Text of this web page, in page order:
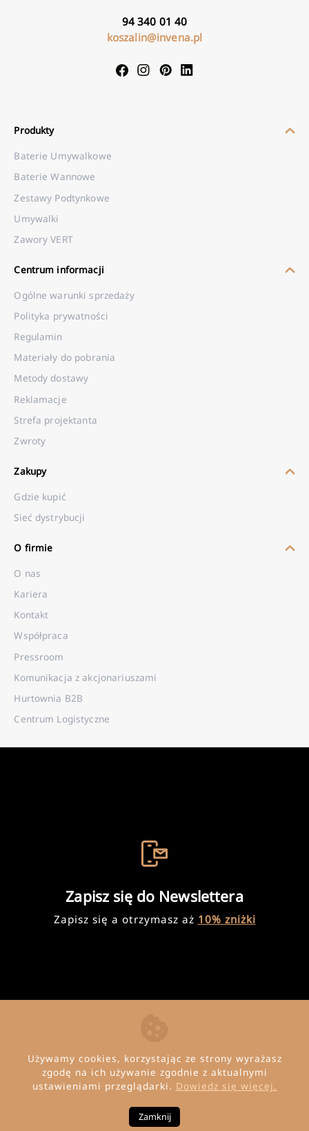
Używamy cookies, korzystając ze strony wyrażasz
zgodę na ich używanie zgodnie z aktualnymi
ustawieniami przeglądarki. Dowiedz się więcej.
Zamknij
94 340 01 40
koszalin@invena.pl
Produkty
Baterie Umywalkowe
Baterie Wannowe
Zestawy Podtynkowe
Umywalki
Zawory VERT
Centrum informacji
Ogólne warunki sprzedaży
Polityka prywatności
Regulamin
Materiały do pobrania
Metody dostawy
Reklamacje
Strefa projektanta
Zwroty
Zakupy
Gdzie kupić
Sieć dystrybucji
O firmie
O nas
Kariera
Kontakt
Współpraca
Pressroom
Komunikacja z akcjonariuszami
Hurtownia B2B
Centrum Logistyczne
Zapisz się do Newslettera
Zapisz się a otrzymasz aż 10% zniżki
© Copyright 2026 Invena